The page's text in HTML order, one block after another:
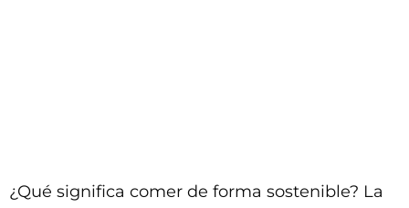
¿Qué significa comer de forma sostenible? La